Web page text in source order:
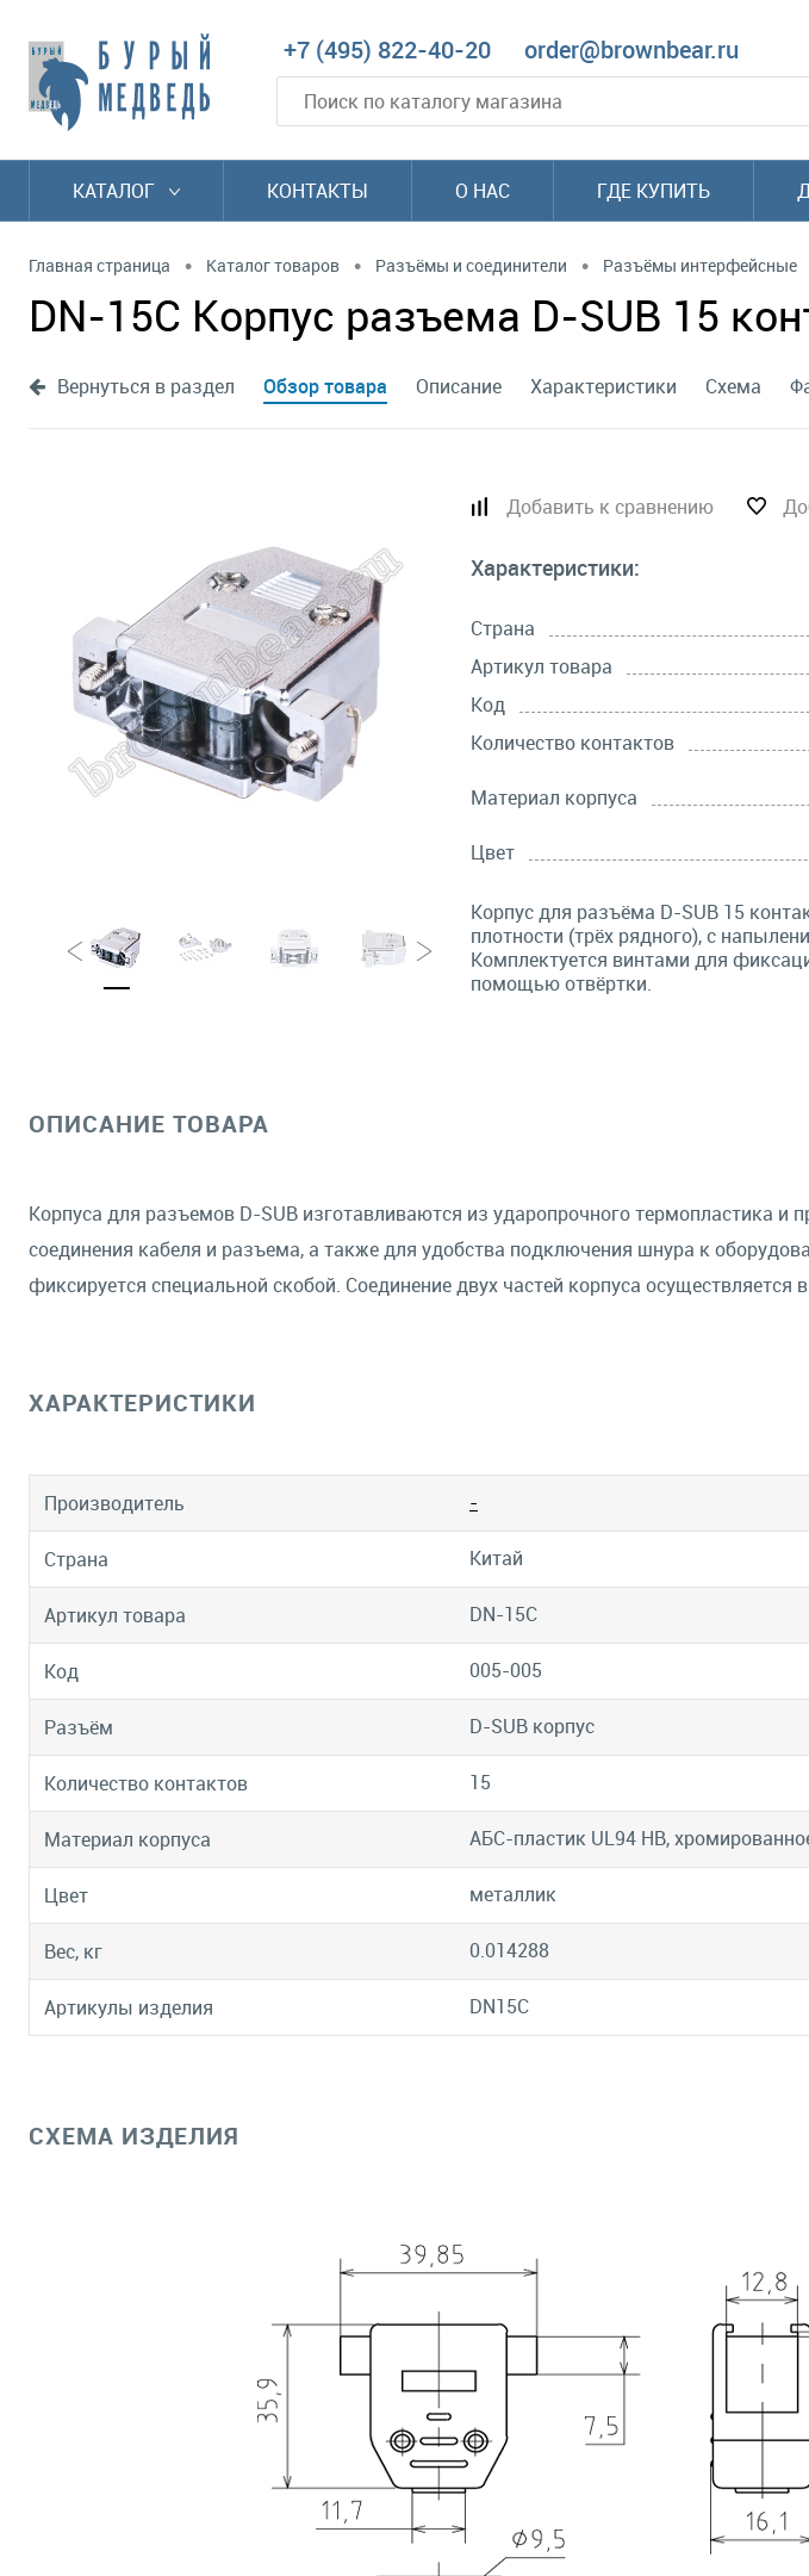
+7 (495) 822-40-20 order@brownbear.ru
КАТАЛОГ КОНТАКТЫ О НАС ГДЕ КУПИТЬ
Главная страница • Каталог товаров • Разъёмы и соединители • Разъёмы интерфейсные
DN-15C Корпус разъема D-SUB 15
Вернуться в раздел Обзор товара Описание Характеристики Схема
Добавить к сравнению
Характеристики:
Страна
Артикул товара
Код
Количество контактов
Материал корпуса
Цвет
Корпус для разъёма D-SUB 15
плотности (трёх рядного), с
Комплектуется винтами для
помощью отвёртки.
ОПИСАНИЕ ТОВАРА
Корпуса для разъемов D-SUB изготавливаются из ударопрочного термопластика
соединения кабеля и разъема, а также для удобства подключения шнура к
фиксируется специальной скобой. Соединение двух частей корпуса
ХАРАКТЕРИСТИКИ
Производитель -
Страна Китай
Артикул товара DN-15C
Код 005-005
Разъём D-SUB корпус
Количество контактов 15
Материал корпуса АБС-пластик UL94 HB,
Цвет металлик
Вес, кг 0.014288
Артикулы изделия DN15C
СХЕМА ИЗДЕЛИЯ